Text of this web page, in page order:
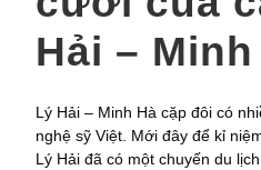
Hải – Minh
Lý Hải – Minh Hà cặp đôi có
nghệ sỹ Việt. Mới đây để kỉ
Lý Hải đã có một chuyến du